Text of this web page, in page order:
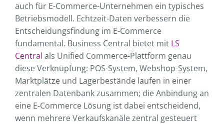
auch für E-Commerce-Unternehmen ein typisches
Betriebsmodell. Echtzeit-Daten verbessern die
Entscheidungsfindung im E-Commerce
fundamental. Business Central bietet mit LS
Central als Unified Commerce-Plattform genau
diese Verknüpfung: POS-System, Webshop-System,
Marktplätze und Lagerbestände laufen in einer
zentralen Datenbank zusammen; die Anbindung an
eine E-Commerce Lösung ist dabei entscheidend,
wenn mehrere Verkaufskanäle zentral gesteuert